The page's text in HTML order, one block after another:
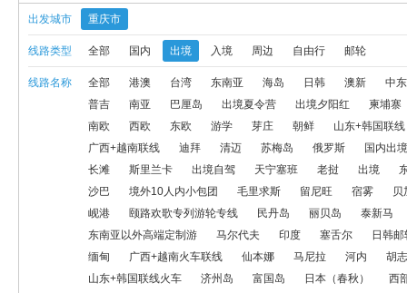
东北+俄罗斯联线 东北+朝鲜联线 广西+越南联线 迪拜 清
长滩 斯里兰卡 出境自驾 天宁塞班 老挝 出境
留尼旺 宿雾 贝加尔湖及联线产品 新疆+俄罗斯联线 岘港
东南亚以外高端定制游 马尔代夫 印度 塞舌尔
广西+越南火车联线 仙本娜 马尼拉 河内 胡志明 海岛
西部航日本 菲律宾 福建+出境联线飞机
转团专用出境线路 公民中心出境游线路 新加坡 出境产品定
马来西亚 斐济 广东+港澳连线 泰国、日本定
出发城市 重庆市
线路类型 全部 国内 出境 入境 周边 自由行 邮轮
线路名称 全部 港澳 台湾 东南亚 海岛 日韩 澳新
中东
普吉
南亚 巴厘岛 出境夏令营 出境夕阳红
柬埔寨
南欧
西欧 东欧 游学 芽庄 朝鲜
山东+韩国联线
广西+越南联线
迪拜 清迈 苏梅岛 俄罗斯
国内出
长滩
斯里兰卡 出境自驾 天宁塞班 老挝 出境
沙巴
境外10人内小包团 毛里求斯 留尼旺 宿雾
贝
岘港
颐路欢歌专列游轮专线 民丹岛 丽贝岛
泰新马
东南亚以外高端定制游
马尔代夫 印度 塞舌尔
日韩邮
缅甸
广西+越南火车联线 仙本娜 马尼拉 河内
胡
山东+韩国联线火车
济州岛 富国岛 日本（春秋）
西